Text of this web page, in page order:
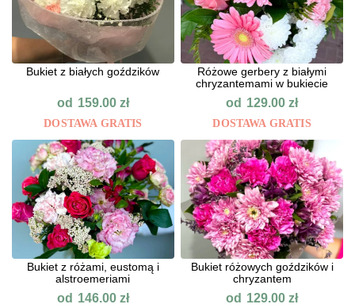
Bukiet z białych goździków
od 159.00 zł
DOSTAWA GRATIS
Różowe gerbery z białymi
chryzantemami w bukiecie
od 129.00zł
DOSTAWA GRATIS
Bukiet z różami, eustomą i
alstroemeriami
od 146.00 zł
Bukiet różowych goździków i
chryzantem
od 129.00zł